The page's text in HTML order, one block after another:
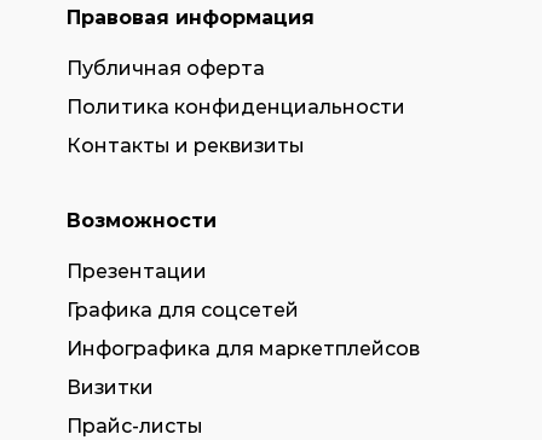
Правовая информация
Публичная оферта
Политика конфиденциальности
Контакты и реквизиты
Возможности
Презентации
Графика для соцсетей
Инфографика для маркетплейсов
Визитки
Прайс-листы